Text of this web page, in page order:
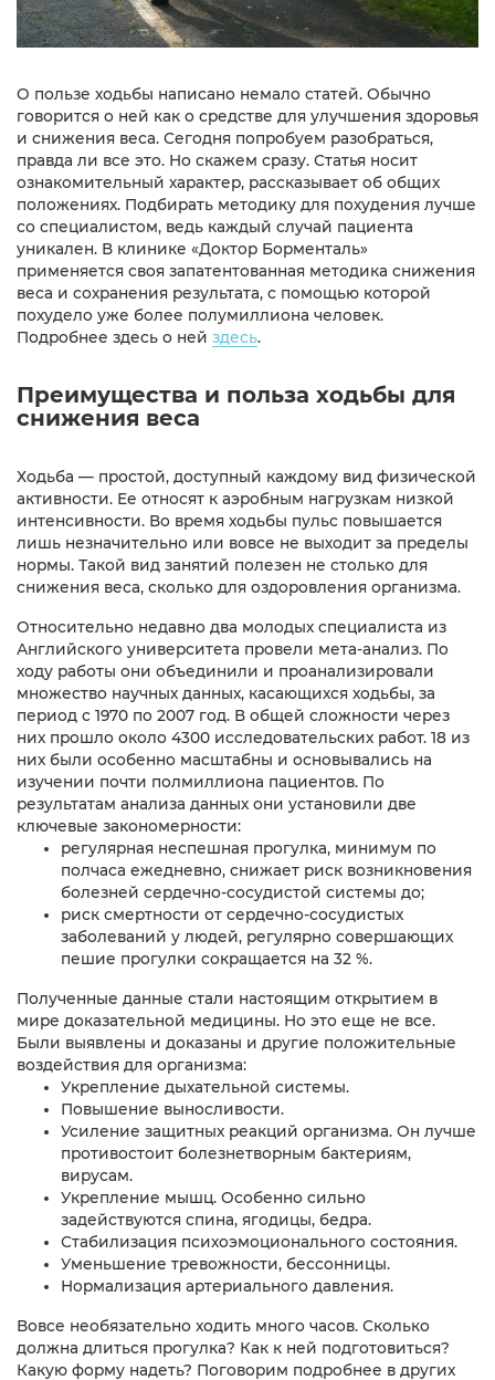
О пользе ходьбы написано немало статей. Обычно
говорится о ней как о средстве для улучшения здоровья
и снижения веса. Сегодня попробуем разобраться,
правда ли все это. Но скажем сразу. Статья носит
ознакомительный характер, рассказывает об общих
положениях. Подбирать методику для похудения лучше
со специалистом, ведь каждый случай пациента
уникален. В клинике «Доктор Борменталь»
применяется своя запатентованная методика снижения
веса и сохранения результата, с помощью которой
похудело уже более полумиллиона человек.
Подробнее здесь о ней здесь.
Преимущества и польза ходьбы для
снижения веса
Ходьба — простой, доступный каждому вид физической
активности. Ее относят к аэробным нагрузкам низкой
интенсивности. Во время ходьбы пульс повышается
лишь незначительно или вовсе не выходит за пределы
нормы. Такой вид занятий полезен не столько для
снижения веса, сколько для оздоровления организма.
Относительно недавно два молодых специалиста из
Английского университета провели мета-анализ. По
ходу работы они объединили и проанализировали
множество научных данных, касающихся ходьбы, за
период с 1970 по 2007 год. В общей сложности через
них прошло около 4300 исследовательских работ. 18 из
них были особенно масштабны и основывались на
изучении почти полмиллиона пациентов. По
результатам анализа данных они установили две
ключевые закономерности:
регулярная неспешная прогулка, минимум по
полчаса ежедневно, снижает риск возникновения
болезней сердечно-сосудистой системы до;
риск смертности от сердечно-сосудистых
заболеваний у людей, регулярно совершающих
пешие прогулки сокращается на 32 %.
Полученные данные стали настоящим открытием в
мире доказательной медицины. Но это еще не все.
Были выявлены и доказаны и другие положительные
воздействия для организма:
Укрепление дыхательной системы.
Повышение выносливости.
Усиление защитных реакций организма. Он лучше
противостоит болезнетворным бактериям,
вирусам.
Укрепление мышц. Особенно сильно
задействуются спина, ягодицы, бедра.
Стабилизация психоэмоционального состояния.
Уменьшение тревожности, бессонницы.
Нормализация артериального давления.
Вовсе необязательно ходить много часов. Сколько
должна длиться прогулка? Как к ней подготовиться?
Какую форму надеть? Поговорим подробнее в других